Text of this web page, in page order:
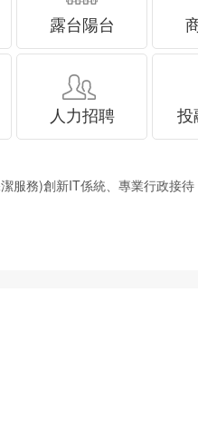
露台陽台
人力招聘 投
務)創新IT係統、專業行政接待